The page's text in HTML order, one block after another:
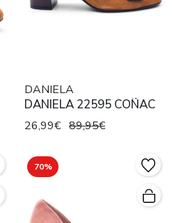
DANIELA
DANIELA 22595 COÑAC
26,99€ 89,95€
70%